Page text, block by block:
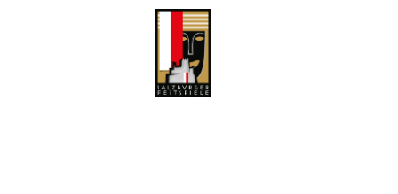
Young Singers Project Abschlusskonzert
Das Young Singers Project Abschlusskonzert findet am 28. August im